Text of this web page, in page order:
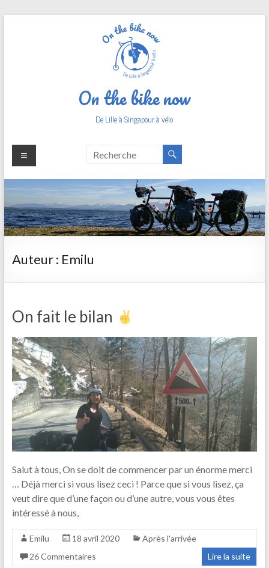
On the bike now
De Lille à Singapour à vélo
Auteur : Emilu
On fait le bilan
Salut à tous, On se doit de commencer par un énorme merci
… Déjà merci si vous lisez ceci ! Parce que si vous lisez, ça
veut dire que d’une façon ou d’une autre, vous vous êtes
intéressé à nous,
Emilu 18 avril 2020
Après l'arrivée
26 Commentaires
Lire la suite